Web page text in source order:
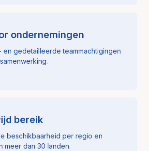
ondernemingen
en gedetailleerde teammachtigingen
bereik
beschikbaarheid per regio en
meer dan 30 landen.